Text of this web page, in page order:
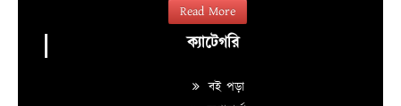
Read More
ক্যাটেগরি
বই পড়া